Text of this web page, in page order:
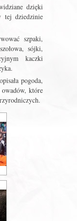
dzięki
tej dziedzinie
szpaki,
sójki,
kaczki
pogoda,
które